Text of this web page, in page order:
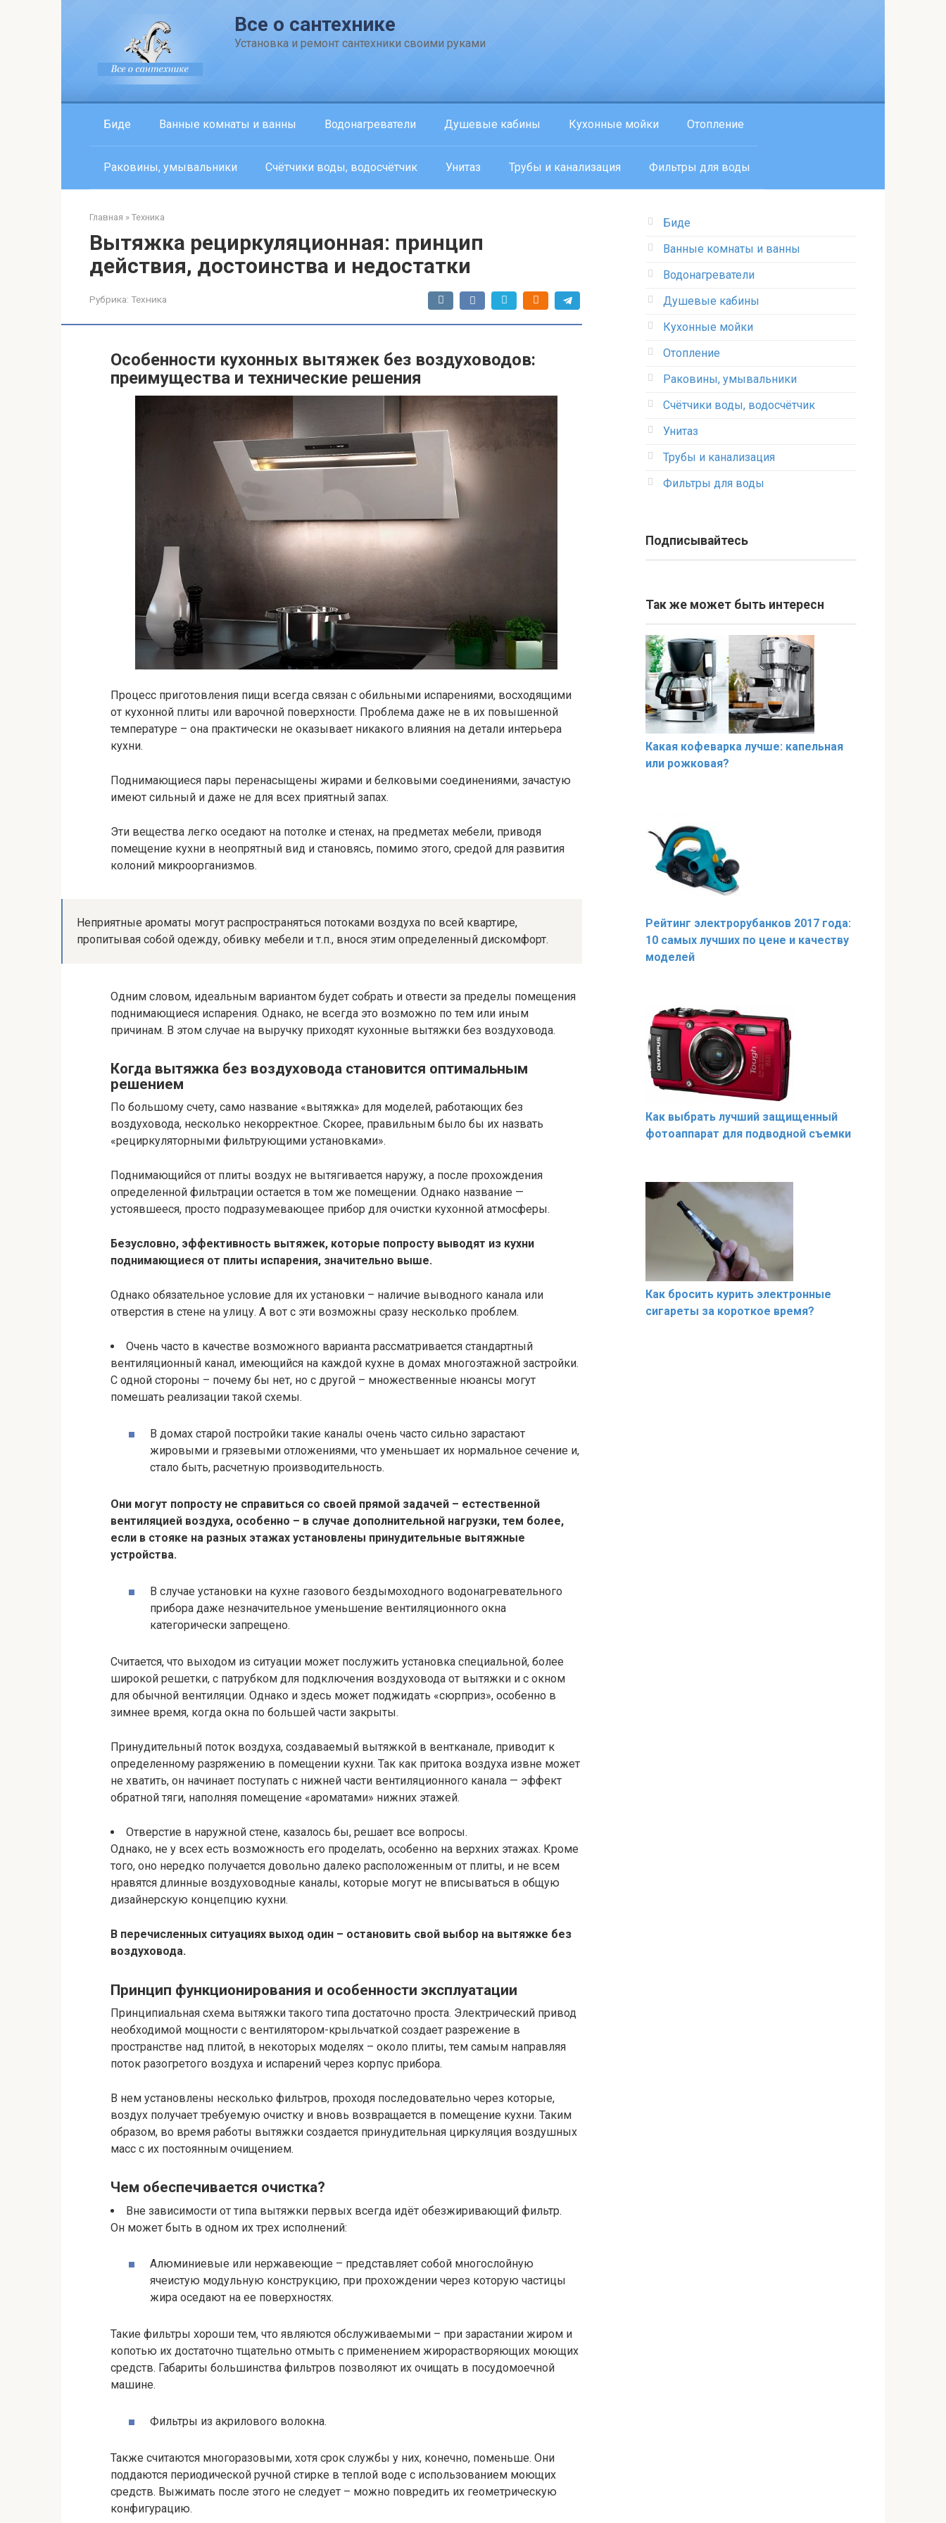
Все о сантехнике
Установка и ремонт сантехники своими руками
Биде Ванные комнаты и ванны Водонагреватели Душевые кабины Кухонные мойки Отопление
Раковины, умывальники Счётчики воды, водосчётчик Унитаз Трубы и канализация Фильтры для воды
Главная » Техника
Вытяжка рециркуляционная: принцип
действия, достоинства и недостатки
Рубрика: Техника
Особенности кухонных вытяжек без воздуховодов:
преимущества и технические решения
Процесс приготовления пищи всегда связан с обильными испарениями, восходящими
от кухонной плиты или варочной поверхности. Проблема даже не в их повышенной
температуре – она практически не оказывает никакого влияния на детали интерьера
кухни.
Поднимающиеся пары перенасыщены жирами и белковыми соединениями, зачастую
имеют сильный и даже не для всех приятный запах.
Эти вещества легко оседают на потолке и стенах, на предметах мебели, приводя
помещение кухни в неопрятный вид и становясь, помимо этого, средой для развития
колоний микроорганизмов.
Неприятные ароматы могут распространяться потоками воздуха по всей квартире,
пропитывая собой одежду, обивку мебели и т.п., внося этим определенный дискомфорт.
Одним словом, идеальным вариантом будет собрать и отвести за пределы помещения
поднимающиеся испарения. Однако, не всегда это возможно по тем или иным
причинам. В этом случае на выручку приходят кухонные вытяжки без воздуховода.
Когда вытяжка без воздуховода становится оптимальным
решением
По большому счету, само название «вытяжка» для моделей, работающих без
воздуховода, несколько некорректное. Скорее, правильным было бы их назвать
«рециркуляторными фильтрующими установками».
Поднимающийся от плиты воздух не вытягивается наружу, а после прохождения
определенной фильтрации остается в том же помещении. Однако название —
устоявшееся, просто подразумевающее прибор для очистки кухонной атмосферы.
Безусловно, эффективность вытяжек, которые попросту выводят из кухни
поднимающиеся от плиты испарения, значительно выше.
Однако обязательное условие для их установки – наличие выводного канала или
отверстия в стене на улицу. А вот с эти возможны сразу несколько проблем.
Очень часто в качестве возможного варианта рассматривается стандартный
вентиляционный канал, имеющийся на каждой кухне в домах многоэтажной застройки.
С одной стороны – почему бы нет, но с другой – множественные нюансы могут
помешать реализации такой схемы.
В домах старой постройки такие каналы очень часто сильно зарастают
жировыми и грязевыми отложениями, что уменьшает их нормальное сечение и,
стало быть, расчетную производительность.
Они могут попросту не справиться со своей прямой задачей – естественной
вентиляцией воздуха, особенно – в случае дополнительной нагрузки, тем более,
если в стояке на разных этажах установлены принудительные вытяжные
устройства.
В случае установки на кухне газового бездымоходного водонагревательного
прибора даже незначительное уменьшение вентиляционного окна
категорически запрещено.
Считается, что выходом из ситуации может послужить установка специальной, более
широкой решетки, с патрубком для подключения воздуховода от вытяжки и с окном
для обычной вентиляции. Однако и здесь может поджидать «сюрприз», особенно в
зимнее время, когда окна по большей части закрыты.
Принудительный поток воздуха, создаваемый вытяжкой в вентканале, приводит к
определенному разряжению в помещении кухни. Так как притока воздуха извне может
не хватить, он начинает поступать с нижней части вентиляционного канала — эффект
обратной тяги, наполняя помещение «ароматами» нижних этажей.
Отверстие в наружной стене, казалось бы, решает все вопросы.
Однако, не у всех есть возможность его проделать, особенно на верхних этажах. Кроме
того, оно нередко получается довольно далеко расположенным от плиты, и не всем
нравятся длинные воздуховодные каналы, которые могут не вписываться в общую
дизайнерскую концепцию кухни.
В перечисленных ситуациях выход один – остановить свой выбор на вытяжке без
воздуховода.
Принцип функционирования и особенности эксплуатации
Принципиальная схема вытяжки такого типа достаточно проста. Электрический привод
необходимой мощности с вентилятором-крыльчаткой создает разрежение в
пространстве над плитой, в некоторых моделях – около плиты, тем самым направляя
поток разогретого воздуха и испарений через корпус прибора.
В нем установлены несколько фильтров, проходя последовательно через которые,
воздух получает требуемую очистку и вновь возвращается в помещение кухни. Таким
образом, во время работы вытяжки создается принудительная циркуляция воздушных
масс с их постоянным очищением.
Чем обеспечивается очистка?
Вне зависимости от типа вытяжки первых всегда идёт обезжиривающий фильтр.
Он может быть в одном их трех исполнений:
Алюминиевые или нержавеющие – представляет собой многослойную
ячеистую модульную конструкцию, при прохождении через которую частицы
жира оседают на ее поверхностях.
Такие фильтры хороши тем, что являются обслуживаемыми – при зарастании жиром и
копотью их достаточно тщательно отмыть с применением жирорастворяющих моющих
средств. Габариты большинства фильтров позволяют их очищать в посудомоечной
машине.
Фильтры из акрилового волокна.
Также считаются многоразовыми, хотя срок службы у них, конечно, поменьше. Они
поддаются периодической ручной стирке в теплой воде с использованием моющих
средств. Выжимать после этого не следует – можно повредить их геометрическую
конфигурацию.
Биде
Ванные комнаты и ванны
Водонагреватели
Душевые кабины
Кухонные мойки
Отопление
Раковины, умывальники
Счётчики воды, водосчётчик
Унитаз
Трубы и канализация
Фильтры для воды
Подписывайтесь
Так же может быть интересн
Какая кофеварка лучше: капельная
или рожковая?
Рейтинг электрорубанков 2017 года:
10 самых лучших по цене и качеству
моделей
Как выбрать лучший защищенный
фотоаппарат для подводной съемки
Как бросить курить электронные
сигареты за короткое время?